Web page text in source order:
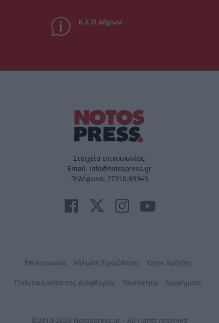
Κ.Ε.Π Δήμων
Στοιχεία επικοινωνίας:
Email. info@notospress.gr
Τηλέφωνο: 27310.89949
Επικοινωνία Δήλωση Εχεμύθειας Όροι Χρήσης
Πολιτική κατά της Διαφθοράς Ταυτότητα Διαφήμιση
©2010-2026 Notospress.gr - All rights reserved